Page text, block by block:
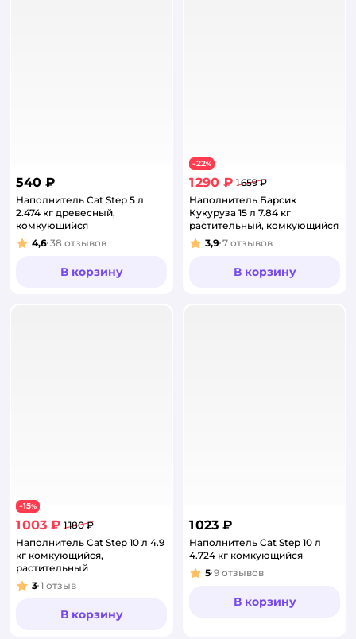
540 ₽
Наполнитель Cat Step 5 л
2.474 кг древесный,
комкующийся
Рейтинг:
4,6 38 отзывов
В корзину
−22%
1 290 ₽ 1 659 ₽
Наполнитель Барсик
Кукуруза 15 л 7.84 кг
растительный, комкующийся
Рейтинг:
3,9 7 отзывов
В корзину
−15%
1 003 ₽ 1 180 ₽
Наполнитель Cat Step 10 л 4.9
кг комкующийся,
растительный
Рейтинг:
3 1 отзыв
В корзину
1 023 ₽
Наполнитель Cat Step 10 л
4.724 кг комкующийся
Рейтинг:
5 9 отзывов
В корзину